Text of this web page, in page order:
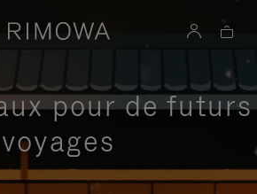
pour de futurs
voyages